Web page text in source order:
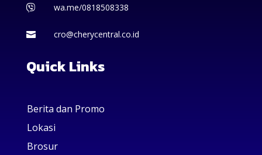
 wa.me/0818508338
 cro@cherycentral.co.id
Quick Links
Berita dan Promo
Lokasi
Brosur